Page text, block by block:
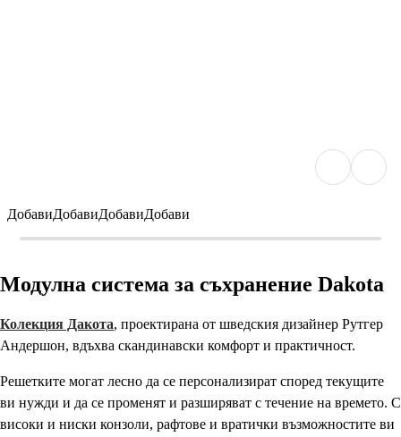
ДобавиДобавиДобавиДобави
Модулна система за съхранение Dakota
Колекция Дакота, проектирана от шведския дизайнер Рутгер
Андершон, вдъхва скандинавски комфорт и практичност.
Решетките могат лесно да се персонализират според текущите
ви нужди и да се променят и разширяват с течение на времето. С
високи и ниски конзоли, рафтове и вратички възможностите ви